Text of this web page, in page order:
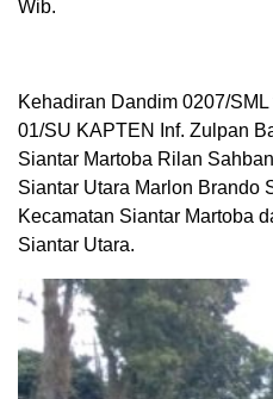
Wib.
Kehadiran Dandim 0207/
01/SU KAPTEN Inf. Zulpan
Siantar Martoba Rilan
Siantar Utara Marlon Brando
Kecamatan Siantar Martoba
Siantar Utara.